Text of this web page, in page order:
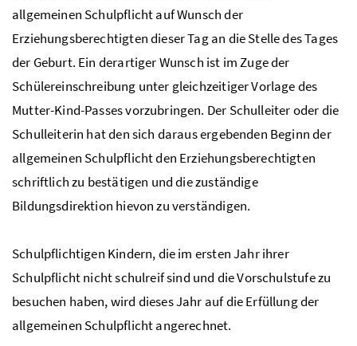
allgemeinen Schulpflicht auf Wunsch der
Erziehungsberechtigten dieser Tag an die Stelle des Tages
der Geburt. Ein derartiger Wunsch ist im Zuge der
Schülereinschreibung unter gleichzeitiger Vorlage des
Mutter-Kind-Passes vorzubringen. Der Schulleiter oder die
Schulleiterin hat den sich daraus ergebenden Beginn der
allgemeinen Schulpflicht den Erziehungsberechtigten
schriftlich zu bestätigen und die zuständige
Bildungsdirektion hievon zu verständigen.
Schulpflichtigen Kindern, die im ersten Jahr ihrer
Schulpflicht nicht schulreif sind und die Vorschulstufe zu
besuchen haben, wird dieses Jahr auf die Erfüllung der
allgemeinen Schulpflicht angerechnet.